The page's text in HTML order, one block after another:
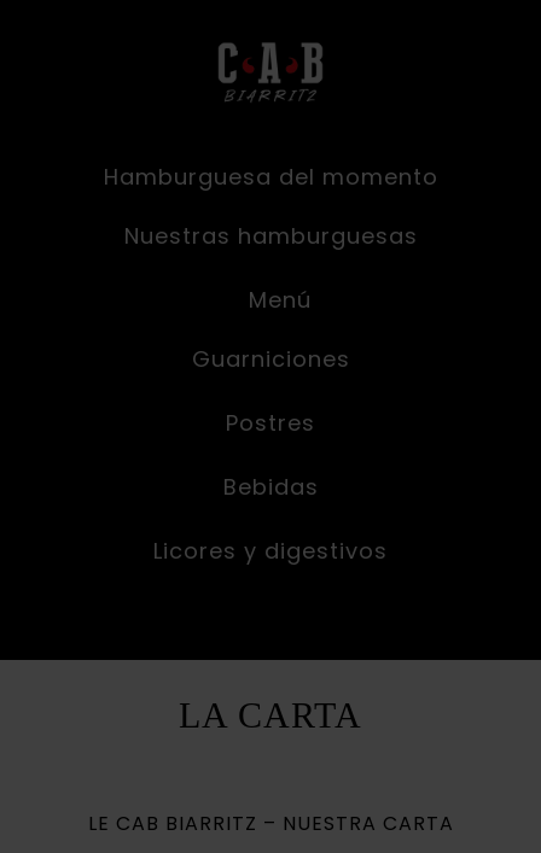
Hamburguesa del momento
Nuestras hamburguesas
Menú
Guarniciones
Postres
Bebidas
Licores y digestivos
LA CARTA
LE CAB BIARRITZ – NUESTRA CARTA